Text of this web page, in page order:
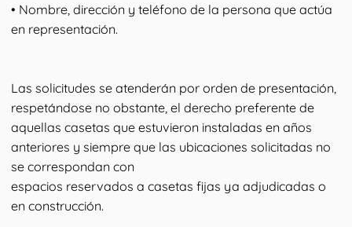
• Nombre, dirección y teléfono de la persona que actúa
en representación.
Las solicitudes se atenderán por orden de presentación,
respetándose no obstante, el derecho preferente de
aquellas casetas que estuvieron instaladas en años
anteriores y siempre que las ubicaciones solicitadas no
se correspondan con
espacios reservados a casetas fijas ya adjudicadas o
en construcción.